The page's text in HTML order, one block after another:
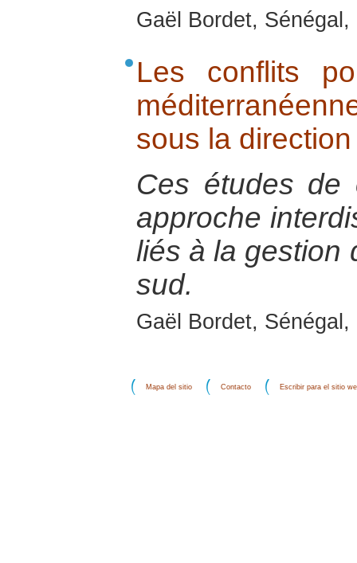
Gaël Bordet,
Les conflits
sous la
Ces études de
approche
liés à la gestion
sud.
Gaël Bordet,
Mapa del sitio Contacto Escribir para el sitio